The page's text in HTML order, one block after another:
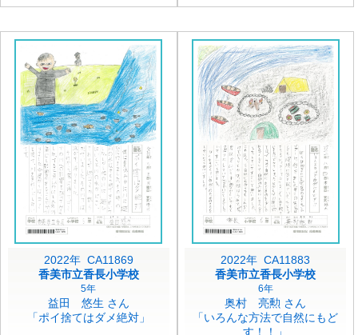
2022年 CA11869
香美市立香長小学校
5年
益田 悠生 さん
「ポイ捨てはダメ絶対」
2022年 CA11883
香美市立香長小学校
6年
奥村 亮勲 さん
「いろんな方法で自然にもど
す！！」